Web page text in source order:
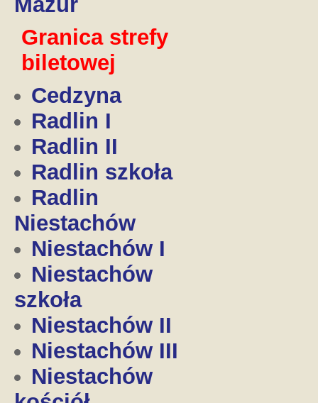
Granica strefy
biletowej
Cedzyna
Radlin I
Radlin II
Radlin szkoła
Radlin
Niestachów
Niestachów I
Niestachów
szkoła
Niestachów II
Niestachów III
Niestachów